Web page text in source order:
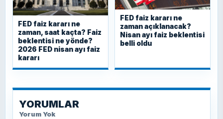
FED faiz kararı ne
zaman, saat kaçta? Faiz
beklentisi ne yönde?
2026 FED nisan ayı faiz
kararı
FED faiz kararı ne
zaman açıklanacak?
Nisan ayı faiz beklentisi
belli oldu
YORUMLAR
Yorum Yok